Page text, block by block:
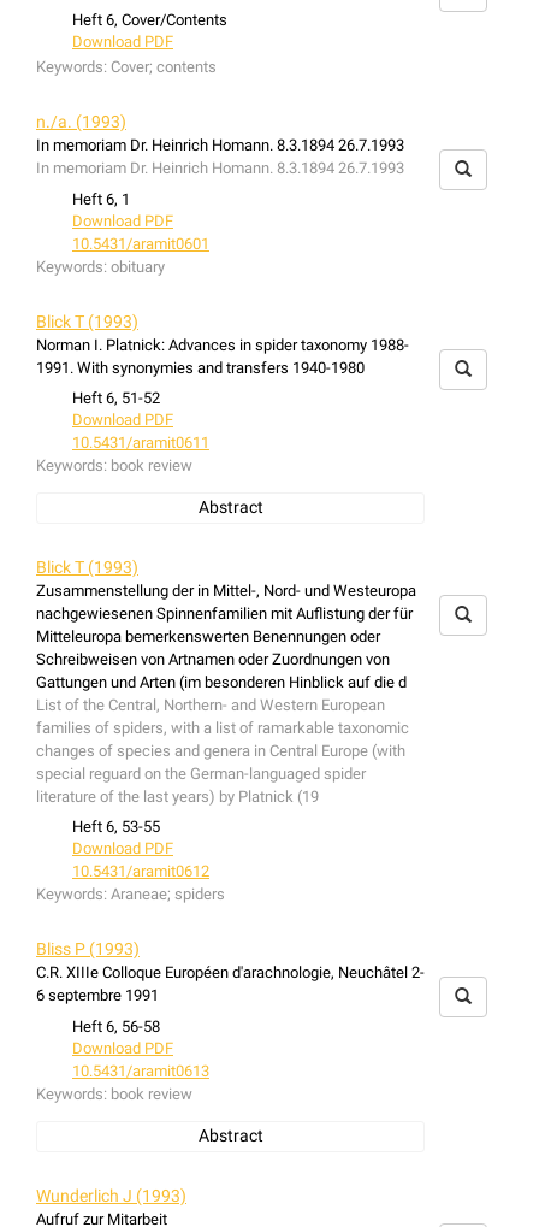
Heft 6, Cover/Contents
Download PDF
Keywords: Cover; contents
n./a. (1993)
In memoriam Dr. Heinrich Homann. 8.3.1894 26.7.1993
In memoriam Dr. Heinrich Homann. 8.3.1894 26.7.1993
Heft 6, 1
Download PDF
10.5431/aramit0601
Keywords: obituary
Blick T (1993)
Norman I. Platnick: Advances in spider taxonomy 1988-
1991. With synonymies and transfers 1940-1980
Heft 6, 51-52
Download PDF
10.5431/aramit0611
Keywords: book review
Abstract
taxonomy 1988-1991. With synonymies and transfers
1940-1980
Blick T (1993)
Zusammenstellung der in Mittel-, Nord- und Westeuropa
nachgewiesenen Spinnenfamilien mit Auflistung der für
Mitteleuropa bemerkenswerten Benennungen oder
Schreibweisen von Artnamen oder Zuordnungen von
Gattungen und Arten (im besonderen Hinblick auf die d
List of the Central, Northern- and Western European
families of spiders, with a list of ramarkable taxonomic
changes of species and genera in Central Europe (with
special reguard on the German-languaged spider
literature of the last years) by Platnick (19
Heft 6, 53-55
Download PDF
10.5431/aramit0612
Keywords: Araneae; spiders
Bliss P (1993)
C.R. XIIIe Colloque Européen d'arachnologie, Neuchâtel 2-
6 septembre 1991
Heft 6, 56-58
Download PDF
10.5431/aramit0613
Keywords: book review
Abstract
Neuchâtel 2-6 septembre 1991
Wunderlich J (1993)
Aufruf zur Mitarbeit